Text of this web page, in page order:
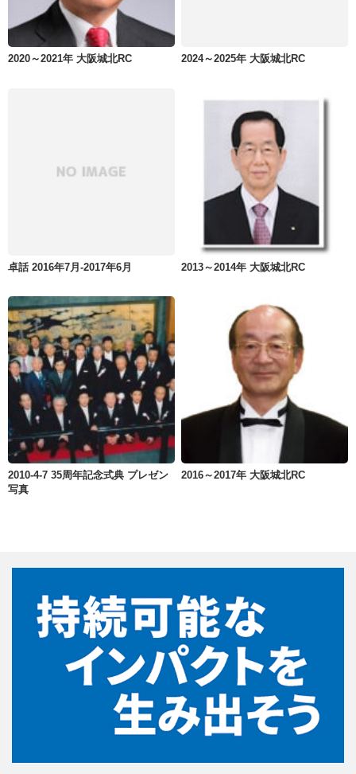
2020～2021年 大阪城北RC 2024～2025年 大阪城北RC
卓話 2016年7月-2017年6月 2013～2014年 大阪城北RC
2010-4-7 35周年記念式典 プレゼン
写真
2016～2017年 大阪城北RC